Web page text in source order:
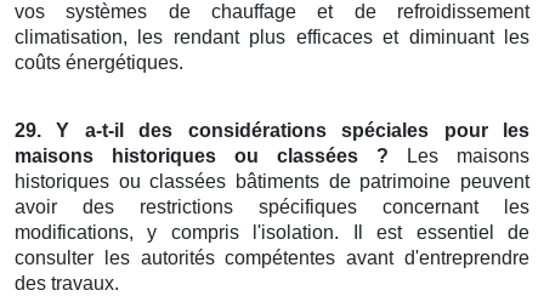
vos systèmes de chauffage et de refroidissement
climatisation, les rendant plus efficaces et diminuant les
coûts énergétiques.
29. Y a-t-il des considérations spéciales pour les
maisons historiques ou classées ? Les maisons
historiques ou classées bâtiments de patrimoine peuvent
avoir des restrictions spécifiques concernant les
modifications, y compris l'isolation. Il est essentiel de
consulter les autorités compétentes avant d'entreprendre
des travaux.